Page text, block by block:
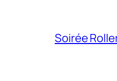
Soirée